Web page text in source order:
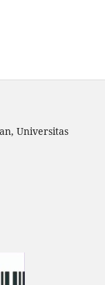
Universitas